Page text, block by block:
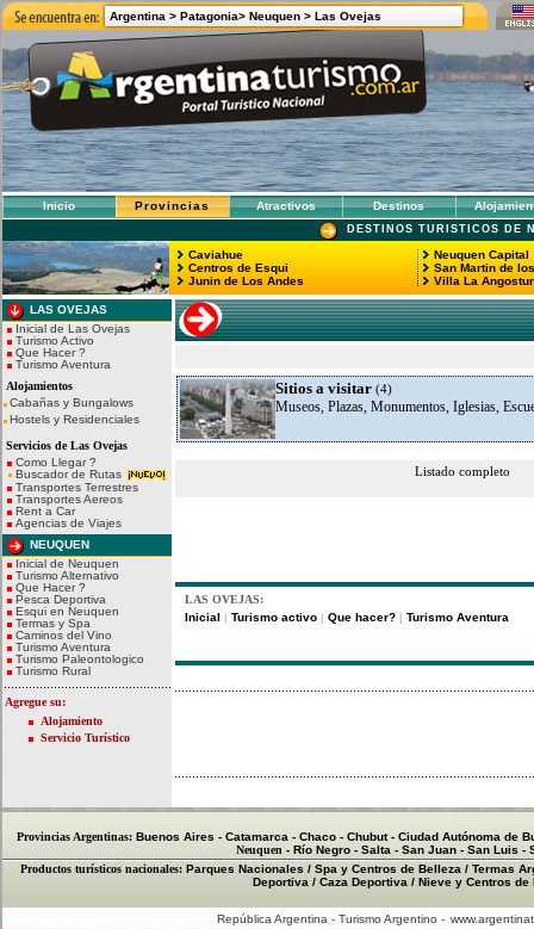
Argentina > Patagonia> Neuquen > Las Ovejas
Inicio Provincias Atractivos Destinos
DESTINOS TURISTICOS DE
Caviahue
Centros de Esqui
Junin de Los Andes
Neuquen Capital
San Martin de
Villa La
LAS OVEJAS
Inicial de Las Ovejas
Turismo Activo
Que Hacer ?
Turismo Aventura
Alojamientos
Cabañas y Bungalows
Hostels y Residenciales
Servicios de Las Ovejas
Como Llegar ?
Buscador de Rutas
Transportes Terrestres
Transportes Aereos
Rent a Car
Agencias de Viajes
NEUQUEN
Inicial de Neuquen
Turismo Alternativo
Que Hacer ?
Pesca Deportiva
Esqui en Neuquen
Termas y Spa
Caminos del Vino
Turismo Aventura
Turismo Paleontologico
Turismo Rural
Agregue su:
Alojamiento
Servicio Turístico
Sitios a visitar (4)
Museos, Plazas, Monumentos, Iglesias,
Listado completo
LAS OVEJAS:
Inicial
Turismo activo Que hacer? Turismo Aventura
Provincias Argentinas: Buenos Aires - Catamarca - Chaco - Chubut- Ciudad Autónoma de
Neuquen - Río Negro - Salta - San Juan - San Luis -
Productos turísticos nacionales: Parques Nacionales / Spa y Centros de Belleza / Termas
Deportiva / Caza Deportiva / Nieve y Centros de
República Argentina - Turismo Argentino -